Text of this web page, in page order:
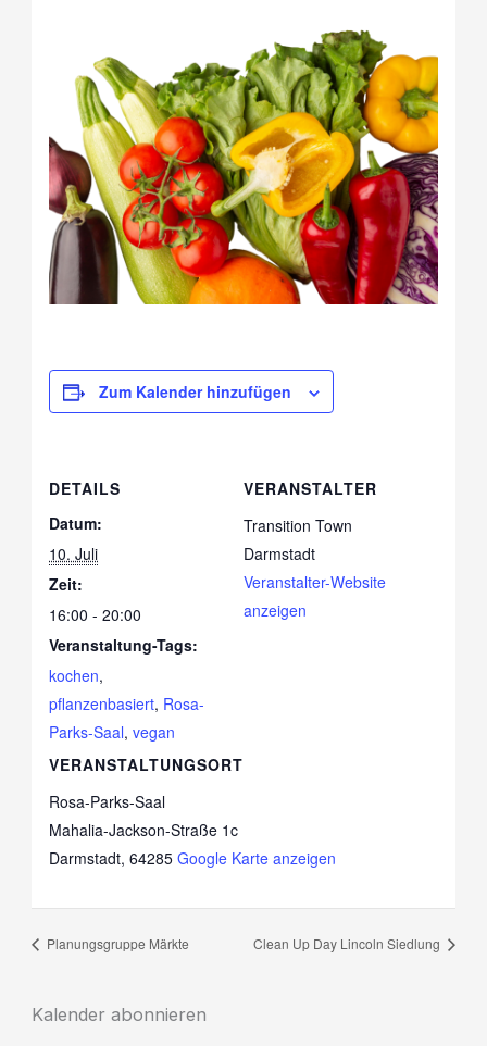
Zum Kalender hinzufügen
DETAILS
Datum:
10. Juli
Zeit:
16:00 - 20:00
Veranstaltung-Tags:
kochen,
pflanzenbasiert, Rosa-
Parks-Saal,vegan
VERANSTALTUNGSORT
Rosa-Parks-Saal
Mahalia-Jackson-Straße 1c
Darmstadt, 64285 Google Karte anzeigen
VERANSTALTER
Transition Town
Darmstadt
Veranstalter-Website
anzeigen
Planungsgruppe Märkte Clean Up Day Lincoln Siedlung
Kalender abonnieren